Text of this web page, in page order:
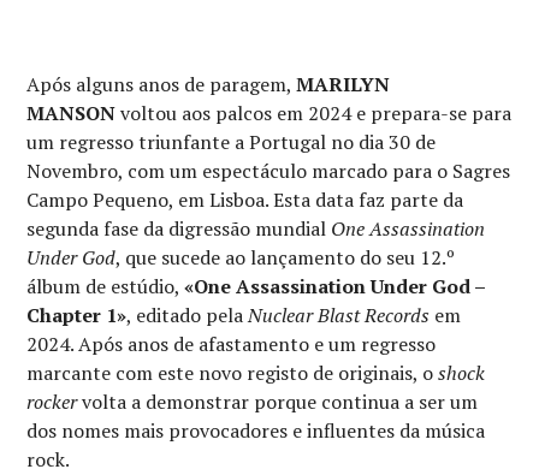
Após alguns anos de paragem,MARILYN
MANSONvoltou aos palcos em 2024 e prepara-se para
um regresso triunfante a Portugal no dia 30 de
Novembro, com um espectáculo marcado para o Sagres
Campo Pequeno, em Lisboa. Esta data faz parte da
segunda fase da digressão mundial One Assassination
Under God, que sucede ao lançamento do seu 12.º
álbum de estúdio,«One Assassination Under God –
Chapter 1», editado pelaNuclear Blast Records em
2024. Após anos de afastamento e um regresso
marcante com este novo registo de originais, oshock
rockervolta a demonstrar porque continua a ser um
dos nomes mais provocadores e influentes da música
rock.